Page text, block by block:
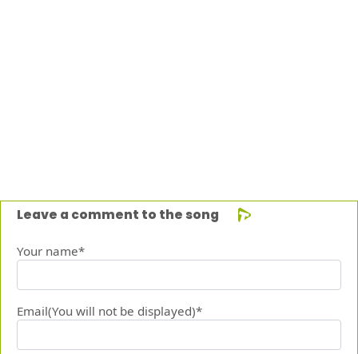
Leave a comment to the song
Your name*
Email(You will not be displayed)*